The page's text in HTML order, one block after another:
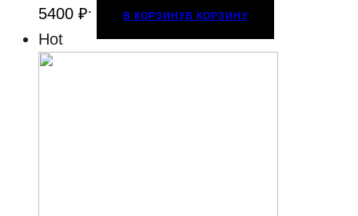
5400 ₽. В КОРЗИНУВ КОРЗИНУ
Hot